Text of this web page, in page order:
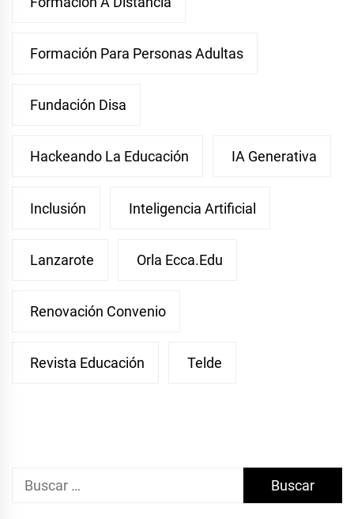
Formación Para Personas Adultas
Fundación Disa
Hackeando La Educación IA Generativa
Inclusión Inteligencia Artificial
Lanzarote Orla Ecca.edu
Renovación Convenio
Revista Educación Telde
Buscar: